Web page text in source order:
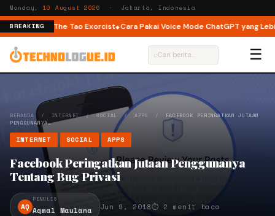
Monday, 10 August 2026 · Jakarta, Indonesia
BREAKING
hingga The Tao Exorcist Cara Pakai Voice Mode ChatGPT yang Lebih
⌕ ☰
BERANDA / INTERNET/SOCIAL /APPS / FACEBOOK PERINGATKAN JUTAAN
PENGGUNANYA…
INTERNET SOCIAL APPS
Facebook Peringatkan Jutaan Penggunanya
Tentang Bug Privasi
AQ
PENULIS
Aqmal Maulana Jun 9, 2018⏱ 2 menit baca